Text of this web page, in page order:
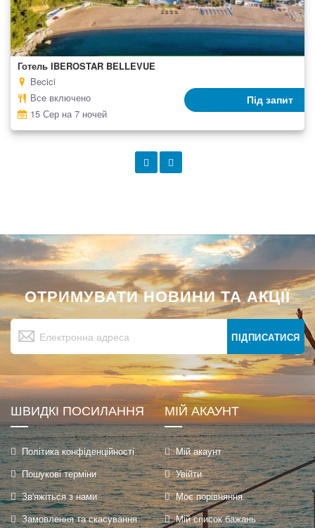
Готель IBEROSTAR BELLEVUE
Під запит
Becici
Все включено
15 Сер на 7 ночей
ОТРИМУВАТИ НОВИНИ ТА АКЦІЇ
Підпишіться
на
нашу
новин:
ПІДПИСАТИСЯ
ШВИДКІ ПОСИЛАННЯ
Політика конфіденційності
Пошукові терміни
Зв'яжіться з нами
Замовлення та скасування
МІЙ АКАУНТ
Мій акаунт
Увійти
Моє порівняння
Мій список бажань